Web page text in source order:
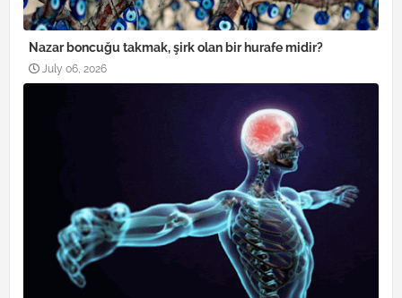
Nazar boncuğu takmak, şirk olan bir hurafe midir?
July 06, 2026